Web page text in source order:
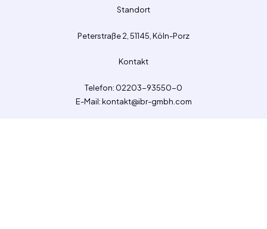
Standort
Peterstraße 2, 51145, Köln-Porz
Kontakt
Telefon: 02203-93550-0
E-Mail: kontakt@ibr-gmbh.com